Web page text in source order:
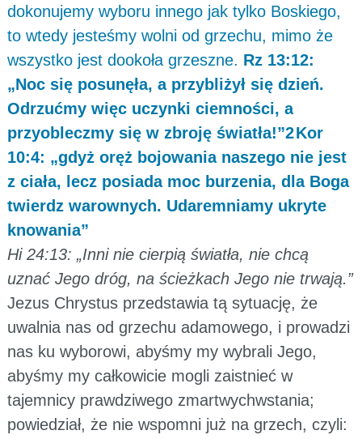
dokonujemy wyboru innego jak tylko Boskiego,
to wtedy jesteśmy wolni od grzechu, mimo że
wszystko jest dookoła grzeszne. Rz 13:12:
„Noc się posunęła, a przybliżył się dzień.
Odrzućmy więc uczynki ciemności, a
przyobleczmy się w zbroję światła!”2 Kor
10:4: „gdyż oręż bojowania naszego nie jest
z ciała, lecz posiada moc burzenia, dla Boga
twierdz warownych. Udaremniamy ukryte
knowania”
Hi 24:13: „Inni nie cierpią światła, nie chcą
uznać Jego dróg, na ścieżkach Jego nie trwają.”
Jezus Chrystus przedstawia tą sytuację, że
uwalnia nas od grzechu adamowego, i prowadzi
nas ku wyborowi, abyśmy my wybrali Jego,
abyśmy my całkowicie mogli zaistnieć w
tajemnicy prawdziwego zmartwychwstania;
powiedział, że nie wspomni już na grzech, czyli: